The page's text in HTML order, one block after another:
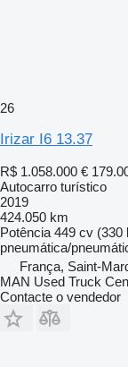
26
Irizar I6 13.37
R$ 1.058.000 €
Autocarro turístico
2019
424.050 km
Potência 449 cv (330
pneumática/
França, Saint-
MAN Used Truck
Contacte o vendedor